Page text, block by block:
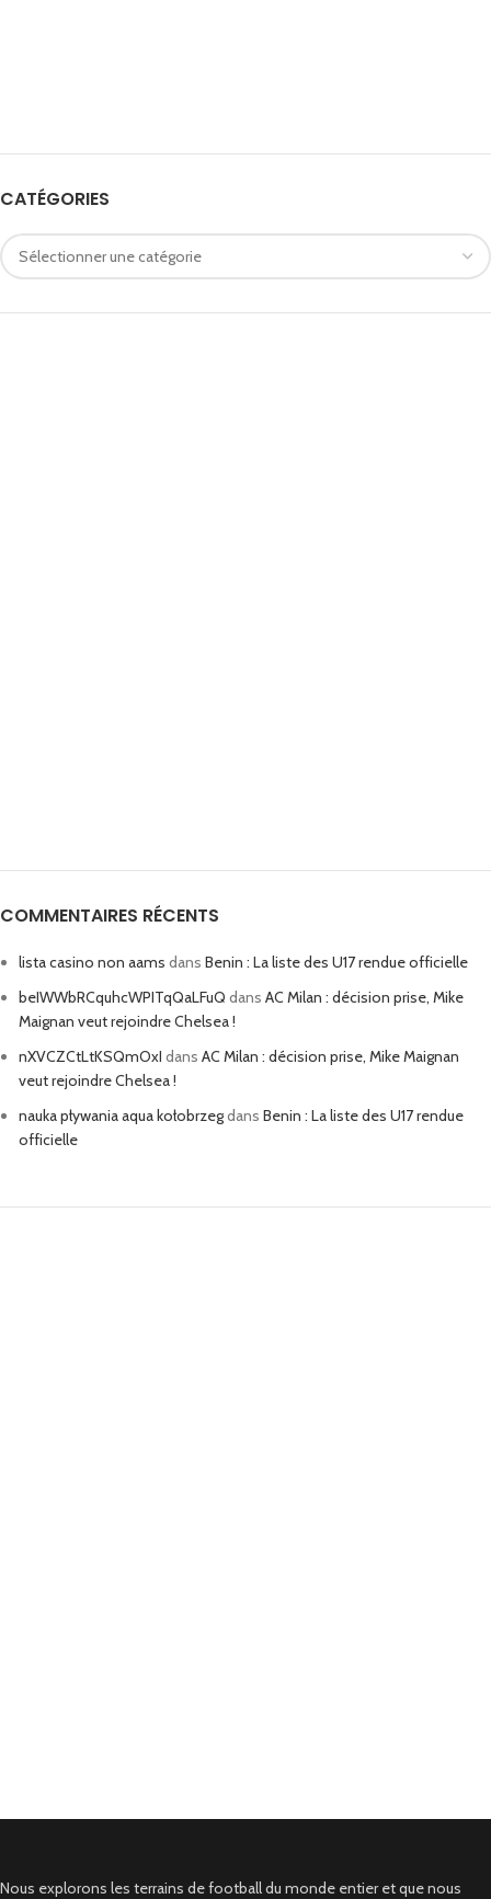
CATÉGORIES
COMMENTAIRES RÉCENTS
lista casino non aams dans Benin : La liste des U17 rendue officielle
beIWWbRCquhcWPITqQaLFuQ dans AC Milan : décision prise, Mike
Maignan veut rejoindre Chelsea !
nXVCZCtLtKSQmOxI dans AC Milan : décision prise, Mike Maignan
veut rejoindre Chelsea !
nauka pływania aqua kołobrzegdans Benin : La liste des U17 rendue
officielle
Nous explorons les terrains de football du monde entier et que nous